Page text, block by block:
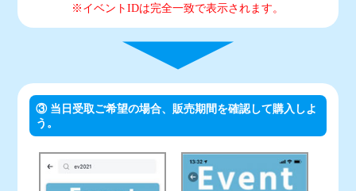
※イベントIDは完全一致で表示されます。
③ 当日受取ご希望の場合、販売期間を確認して購入しよ
う。